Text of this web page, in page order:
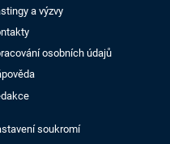
a výzvy
osobních údajů
soukromí